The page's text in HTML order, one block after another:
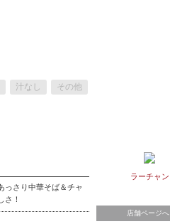
汁なし
その他
っさり中華そば＆チャ
さ！
ラーチャン
店舗ページへ